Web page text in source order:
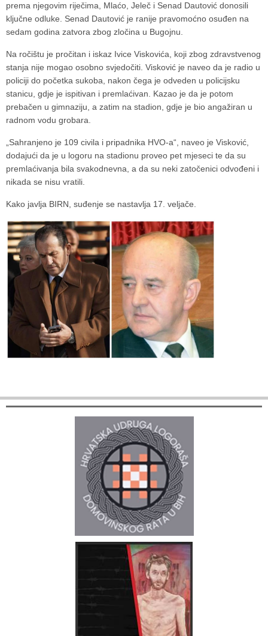
prema njegovim riječima, Mlaćo, Jeleč i Senad Dautović donosili
ključne odluke. Senad Dautović je ranije pravomoćno osuđen na
sedam godina zatvora zbog zločina u Bugojnu.
Na ročištu je pročitan i iskaz Ivice Viskovića, koji zbog zdravstvenog
stanja nije mogao osobno svjedočiti. Visković je naveo da je radio u
policiji do početka sukoba, nakon čega je odveden u policijsku
stanicu, gdje je ispitivan i premlaćivan. Kazao je da je potom
prebačen u gimnaziju, a zatim na stadion, gdje je bio angažiran u
radnom vodu grobara.
„Sahranjeno je 109 civila i pripadnika HVO-a“, naveo je Visković,
dodajući da je u logoru na stadionu proveo pet mjeseci te da su
premlaćivanja bila svakodnevna, a da su neki zatočenici odvođeni i
nikada se nisu vratili.
Kako javlja BIRN, suđenje se nastavlja 17. veljače.